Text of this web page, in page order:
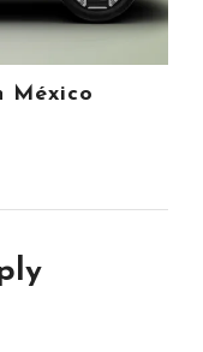
México